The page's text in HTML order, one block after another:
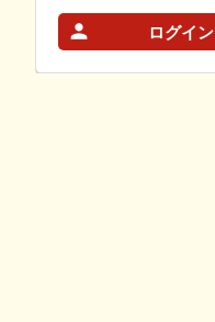
ログイン